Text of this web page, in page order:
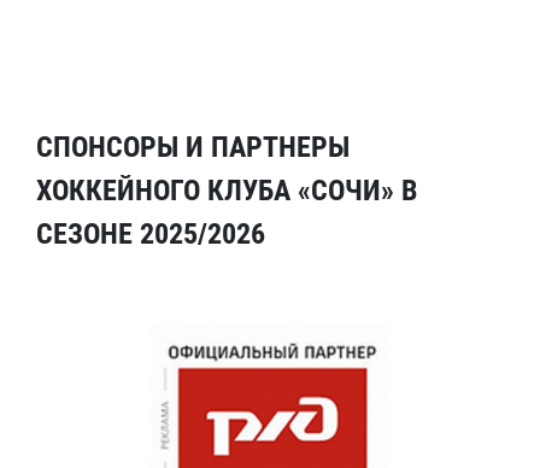
СПОНСОРЫ И ПАРТНЕРЫ
ХОККЕЙНОГО КЛУБА «СОЧИ» В
СЕЗОНЕ 2025/2026